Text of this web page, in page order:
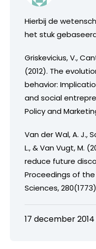
Hierbij de
het stuk
Griskevicius, V.,
(2012). The
behavior:
and social
Policy and
Van der Wal, A. J.,
L., & Van Vugt, M.
reduce future
Proceedings of the
Sciences,
17 december 2014